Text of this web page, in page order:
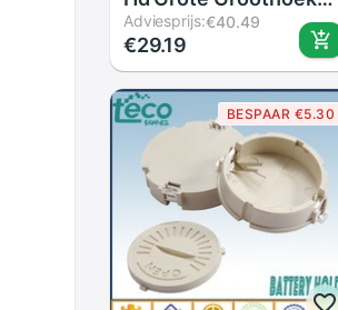
Lens 1.33X
Anamorphic Lens Voor
Dji Osmo Pocket,
osmo Pocket
Accessoires OP-1 OP-
5 OP-11
Adviesprijs:€40.49
€29.19
BESPAAR €5.30